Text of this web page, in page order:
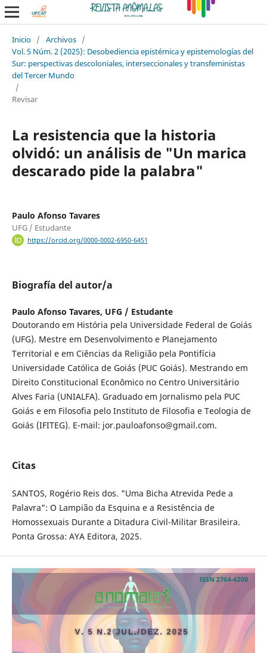
Inicio / Archivos /
Vol. 5 Núm. 2 (2025): Desobediencia epistémica y epistemologías del
Sur: perspectivas descoloniales, interseccionales y transfeministas
del Tercer Mundo
/
Revisar
La resistencia que la historia
olvidó: un análisis de "Un marica
descarado pide la palabra"
Paulo Afonso Tavares
UFG / Estudante
https://orcid.org/0000-0002-6950-6451
Biografía del autor/a
Paulo Afonso Tavares, UFG / Estudante
Doutorando em História pela Universidade Federal de Goiás
(UFG). Mestre em Desenvolvimento e Planejamento
Territorial e em Ciências da Religião pela Pontifícia
Universidade Católica de Goiás (PUC Goiás). Mestrando em
Direito Constitucional Econômico no Centro Universitário
Alves Faria (UNIALFA). Graduado em Jornalismo pela PUC
Goiás e em Filosofia pelo Instituto de Filosofia e Teologia de
Goiás (IFITEG). E-mail: jor.pauloafonso@gmail.com.
Citas
SANTOS, Rogério Reis dos. "Uma Bicha Atrevida Pede a
Palavra": O Lampião da Esquina e a Resistência de
Homossexuais Durante a Ditadura Civil-Militar Brasileira.
Ponta Grossa: AYA Editora, 2025.